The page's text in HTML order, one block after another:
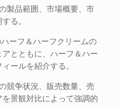
製品範囲、市場概要、市
る。
ーフ＆ハーフクリームの
とともに、ハーフ＆ハー
ールを紹介する。
競争状況、販売数量、売
景観対比によって強調的